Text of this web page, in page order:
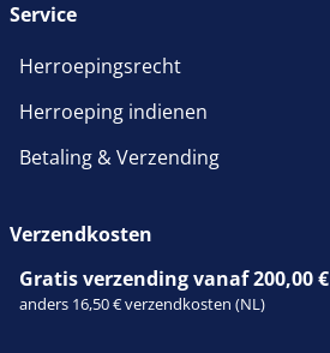
Service
Herroepingsrecht
Herroeping indienen
Betaling & Verzending
Verzendkosten
Gratis verzending vanaf 200,00 €
anders 16,50 € verzendkosten (NL)